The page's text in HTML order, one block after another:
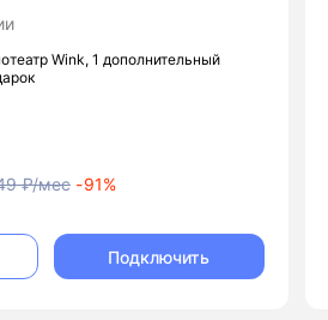
Wink, 1 дополнительный
₽/мес -91%
Подключить